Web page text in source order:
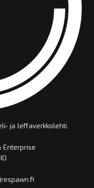
ja leffaverkkolehti.
Enterprise